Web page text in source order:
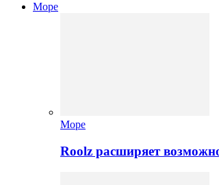
Море
Море
Roolz расширяет